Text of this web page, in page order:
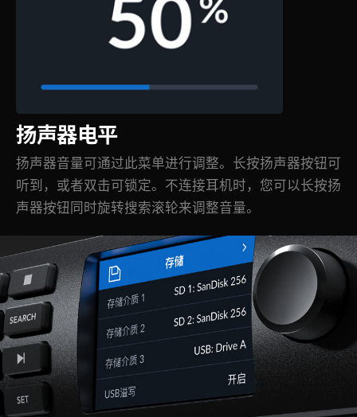
扬声器电平
扬声器音量可通过此菜单进行调整。长按扬声器按钮可
听到，或者双击可锁定。不连接耳机时，您可以长按扬
声器按钮同时旋转搜索滚轮来调整音量。